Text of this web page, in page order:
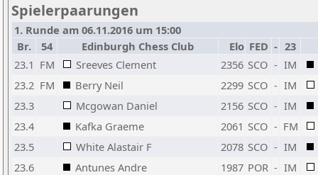
Spielerpaarungen
1. Runde am 06.11.2016 um 15:00
Br.
54 Edinburgh Chess Club Elo FED - 23
23.1 FM Sreeves Clement 2356 SCO - IM
23.2 FM Berry Neil 2299 SCO - IM
23.3
Mcgowan Daniel 2156 SCO - IM
23.4
Kafka Graeme 2061 SCO - FM
23.5
White Alastair F 2078 SCO - IM
23.6
Antunes Andre 1987 POR - IM